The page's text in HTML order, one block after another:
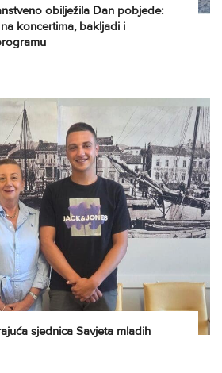
obilježila Dan pobjede:
koncertima, bakljadi i
sjednica Savjeta mladih